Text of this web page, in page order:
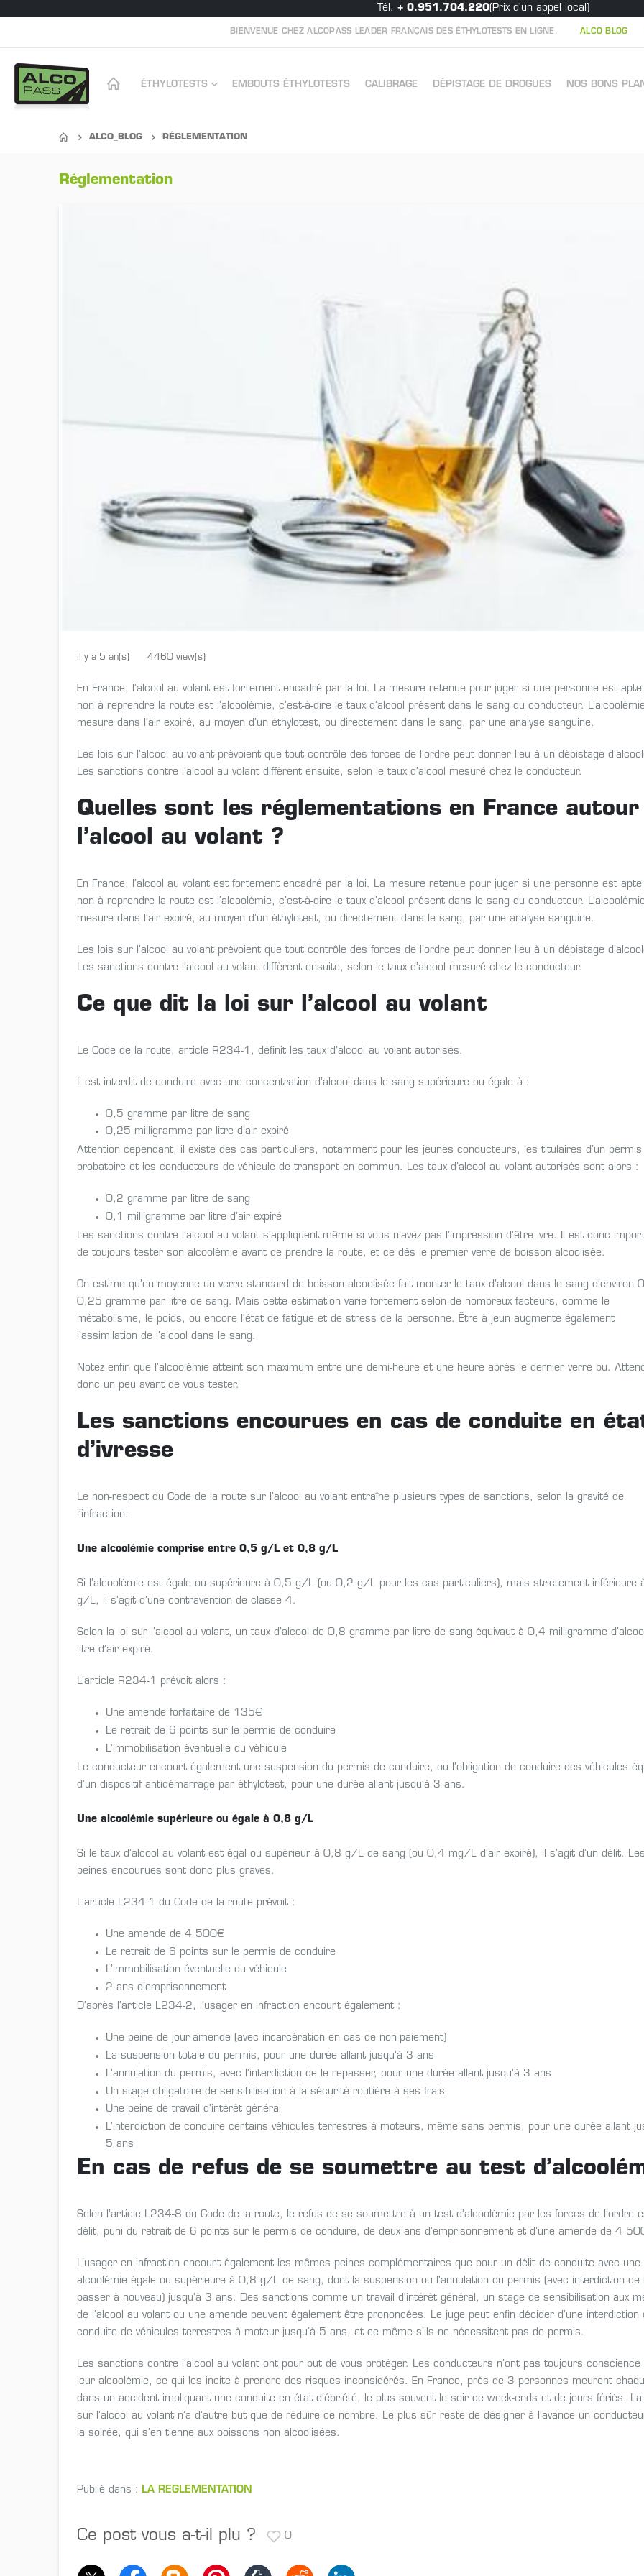
Tél. + 0.951.704.220(Prix d'un appel local)
BIENVENUE CHEZ ALCOPASS LEADER FRANÇAIS DES ÉTHYLOTESTS EN LIGNE. ALCO BLOG
ÉTHYLOTESTS EMBOUTS ÉTHYLOTESTS CALIBRAGE DÉPISTAGE DE DROGUES NOS BONS
ALCO_BLOG RÉGLEMENTATION
Réglementation
Il y a 5 an(s) 4460 view(s)
En France, l’alcool au volant est fortement encadré par la loi. La mesure retenue pour juger si une personne est apte
non à reprendre la route est l’alcoolémie, c’est-à-dire le taux d’alcool présent dans le sang du conducteur.
mesure dans l’air expiré, au moyen d’un éthylotest, ou directement dans le sang, par une analyse sanguine.
Les lois sur l’alcool au volant prévoient que tout contrôle des forces de l’ordre peut donner lieu à un dépistage
Les sanctions contre l’alcool au volant diffèrent ensuite, selon le taux d’alcool mesuré chez le conducteur.
Quelles sont les réglementations en France autour
l’alcool au volant ?
En France, l’alcool au volant est fortement encadré par la loi. La mesure retenue pour juger si une personne est apte
non à reprendre la route est l’alcoolémie, c’est-à-dire le taux d’alcool présent dans le sang du conducteur.
mesure dans l’air expiré, au moyen d’un éthylotest, ou directement dans le sang, par une analyse sanguine.
Les lois sur l’alcool au volant prévoient que tout contrôle des forces de l’ordre peut donner lieu à un dépistage
Les sanctions contre l’alcool au volant diffèrent ensuite, selon le taux d’alcool mesuré chez le conducteur.
Ce que dit la loi sur l’alcool au volant
Le Code de la route, article R234-1, définit les taux d’alcool au volant autorisés.
Il est interdit de conduire avec une concentration d’alcool dans le sang supérieure ou égale à :
0,5 gramme par litre de sang
0,25 milligramme par litre d’air expiré
Attention cependant, il existe des cas particuliers, notamment pour les jeunes conducteurs, les titulaires d’un permis
probatoire et les conducteurs de véhicule de transport en commun. Les taux d’alcool au volant autorisés sont alors :
0,2 gramme par litre de sang
0,1 milligramme par litre d’air expiré
Les sanctions contre l’alcool au volant s’appliquent même si vous n’avez pas l’impression d’être ivre. Il est donc
de toujours tester son alcoolémie avant de prendre la route, et ce dès le premier verre de boisson alcoolisée.
On estime qu’en moyenne un verre standard de boisson alcoolisée fait monter le taux d’alcool dans le sang d’environ
0,25 gramme par litre de sang. Mais cette estimation varie fortement selon de nombreux facteurs, comme le
métabolisme, le poids, ou encore l’état de fatigue et de stress de la personne. Être à jeun augmente également
l’assimilation de l’alcool dans le sang.
Notez enfin que l’alcoolémie atteint son maximum entre une demi-heure et une heure après le dernier verre bu.
donc un peu avant de vous tester.
Les sanctions encourues en cas de conduite en
d’ivresse
Le non-respect du Code de la route sur l’alcool au volant entraîne plusieurs types de sanctions, selon la gravité de
l’infraction.
Une alcoolémie comprise entre 0,5 g/L et 0,8 g/L
Si l’alcoolémie est égale ou supérieure à 0,5 g/L (ou 0,2 g/L pour les cas particuliers), mais strictement inférieure
g/L, il s’agit d’une contravention de classe 4.
Selon la loi sur l’alcool au volant, un taux d’alcool de 0,8 gramme par litre de sang équivaut à 0,4 milligramme
litre d’air expiré.
L’article R234-1 prévoit alors :
Une amende forfaitaire de 135€
Le retrait de 6 points sur le permis de conduire
L’immobilisation éventuelle du véhicule
Le conducteur encourt également une suspension du permis de conduire, ou l’obligation de conduire des véhicules
d’un dispositif antidémarrage par éthylotest, pour une durée allant jusqu’à 3 ans.
Une alcoolémie supérieure ou égale à 0,8 g/L
Si le taux d’alcool au volant est égal ou supérieur à 0,8 g/L de sang (ou 0,4 mg/L d’air expiré), il s’agit d’un délit. Les
peines encourues sont donc plus graves.
L’article L234-1 du Code de la route prévoit :
Une amende de 4 500€
Le retrait de 6 points sur le permis de conduire
L’immobilisation éventuelle du véhicule
2 ans d’emprisonnement
D’après l’article L234-2, l’usager en infraction encourt également :
Une peine de jour-amende (avec incarcération en cas de non-paiement)
La suspension totale du permis, pour une durée allant jusqu’à 3 ans
L’annulation du permis, avec l’interdiction de le repasser, pour une durée allant jusqu’à 3 ans
Un stage obligatoire de sensibilisation à la sécurité routière à ses frais
Une peine de travail d’intérêt général
L’interdiction de conduire certains véhicules terrestres à moteurs, même sans permis, pour une durée allant
5 ans
En cas de refus de se soumettre au test
Selon l’article L234-8 du Code de la route, le refus de se soumettre à un test d’alcoolémie par les forces de l’ordre
délit, puni du retrait de 6 points sur le permis de conduire, de deux ans d’emprisonnement et d’une amende de 4
L’usager en infraction encourt également les mêmes peines complémentaires que pour un délit de conduite avec une
alcoolémie égale ou supérieure à 0,8 g/L de sang, dont la suspension ou l'annulation du permis (avec interdiction de
passer à nouveau) jusqu’à 3 ans. Des sanctions comme un travail d’intérêt général, un stage de sensibilisation aux
de l’alcool au volant ou une amende peuvent également être prononcées. Le juge peut enfin décider d’une interdiction
conduite de véhicules terrestres à moteur jusqu’à 5 ans, et ce même s’ils ne nécessitent pas de permis.
Les sanctions contre l’alcool au volant ont pour but de vous protéger. Les conducteurs n’ont pas toujours conscience
leur alcoolémie, ce qui les incite à prendre des risques inconsidérés. En France, près de 3 personnes meurent
dans un accident impliquant une conduite en état d’ébriété, le plus souvent le soir de week-ends et de jours fériés. La
sur l’alcool au volant n’a d’autre but que de réduire ce nombre. Le plus sûr reste de désigner à l’avance un
la soirée, qui s’en tienne aux boissons non alcoolisées.
Publié dans : LA REGLEMENTATION
Ce post vous a-t-il plu ? 0